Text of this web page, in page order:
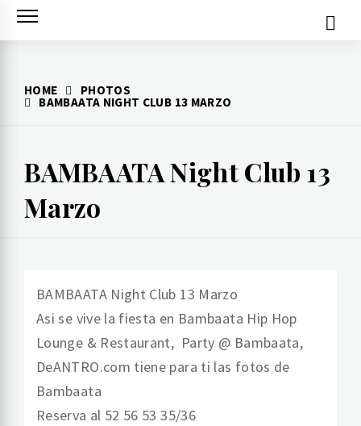
Skip
HOME
PHOTOS
BAMBAATA NIGHT CLUB 13 MARZO
BAMBAATA Night Club 13
Marzo
BAMBAATA Night Club 13 Marzo
Asi se vive la fiesta en Bambaata Hip Hop
Lounge & Restaurant, Party @ Bambaata,
DeANTRO.com tiene para ti las fotos de
Bambaata
Reserva al 52 56 53 35/36